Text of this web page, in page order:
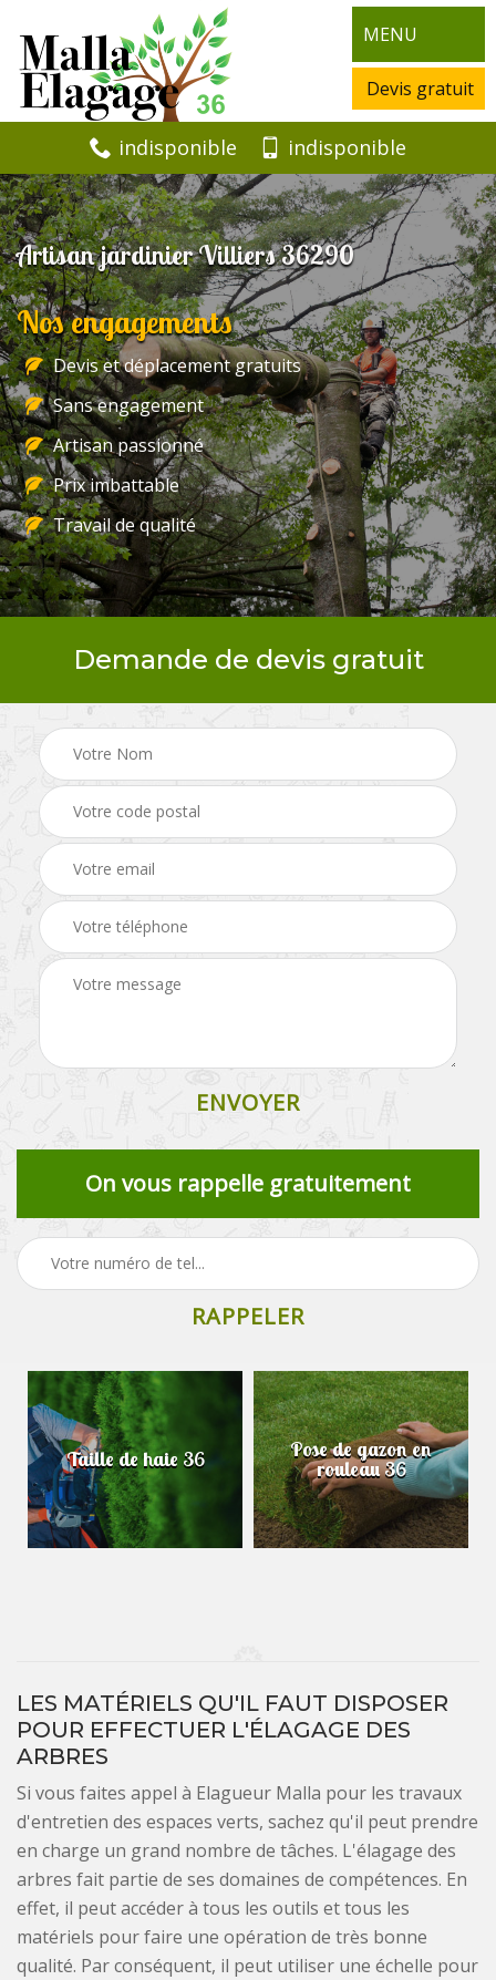
MENU
Devis gratuit
indisponible indisponible
Artisan jardinier Villiers 36290
Nos engagements
Devis et déplacement gratuits
Sans engagement
Artisan passionné
Prix imbattable
Travail de qualité
Demande de devis gratuit
On vous rappelle gratuitement
Taille de haie 36 Pose de gazon en
rouleau 36
LES MATÉRIELS QU'IL FAUT DISPOSER
POUR EFFECTUER L'ÉLAGAGE DES
ARBRES
Si vous faites appel à Elagueur Malla pour les travaux
d'entretien des espaces verts, sachez qu'il peut prendre
en charge un grand nombre de tâches. L'élagage des
arbres fait partie de ses domaines de compétences. En
effet, il peut accéder à tous les outils et tous les
matériels pour faire une opération de très bonne
qualité. Par conséquent, il peut utiliser une échelle pour